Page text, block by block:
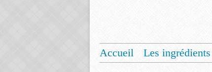
Accueil Les